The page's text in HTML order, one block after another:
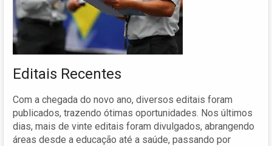
Editais Recentes
Com a chegada do novo ano, diversos editais foram
publicados, trazendo ótimas oportunidades. Nos últimos
dias, mais de vinte editais foram divulgados, abrangendo
áreas desde a educação até a saúde, passando por